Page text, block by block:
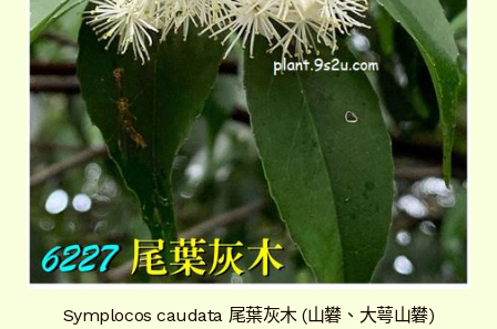
Symplocos caudata 尾葉灰木 (山礬、大萼山礬)